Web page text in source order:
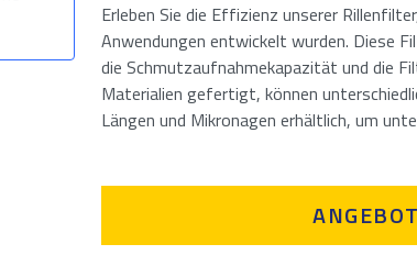
Erleben Sie die Effizienz unserer
Anwendungen entwickelt wurden. Diese
die Schmutzaufnahmekapazität und die
Materialien gefertigt, können
Längen und Mikronagen erhältlich, um